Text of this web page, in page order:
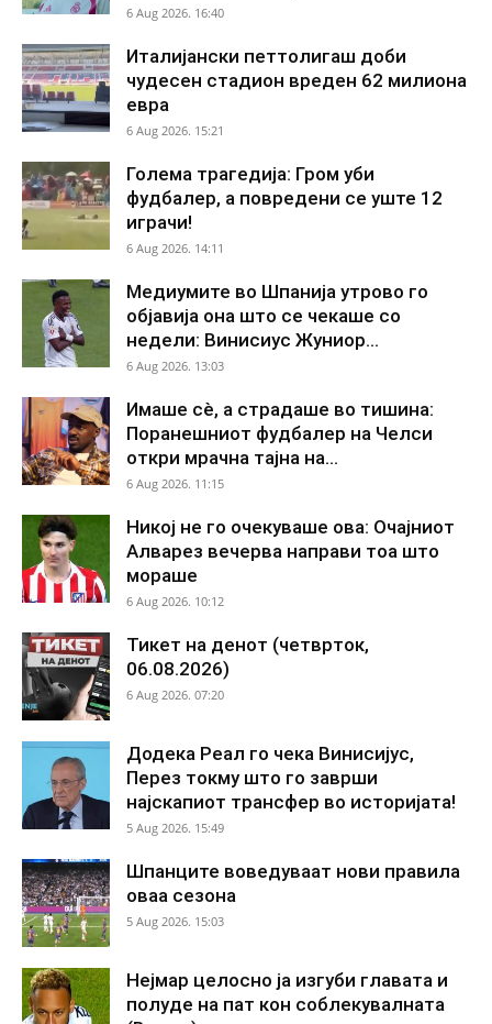
6 Aug 2026. 16:40
Италијански петтолигаш доби
чудесен стадион вреден 62 милиона
евра
6 Aug 2026. 15:21
Голема трагедија: Гром уби
фудбалер, а повредени се уште 12
играчи!
6 Aug 2026. 14:11
Медиумите во Шпанија утрово го
објавија она што се чекаше со
недели: Винисиус Жуниор...
6 Aug 2026. 13:03
Имаше сè, а страдаше во тишина:
Поранешниот фудбалер на Челси
откри мрачна тајна на...
6 Aug 2026. 11:15
Никој не го очекуваше ова: Очајниот
Алварез вечерва направи тоа што
мораше
6 Aug 2026. 10:12
Тикет на денот (четврток,
06.08.2026)
6 Aug 2026. 07:20
Додека Реал го чека Винисијус,
Перез токму што го заврши
најскапиот трансфер во историјата!
5 Aug 2026. 15:49
Шпанците воведуваат нови правила
оваа сезона
5 Aug 2026. 15:03
Нејмар целосно ја изгуби главата и
полуде на пат кон соблекувалната